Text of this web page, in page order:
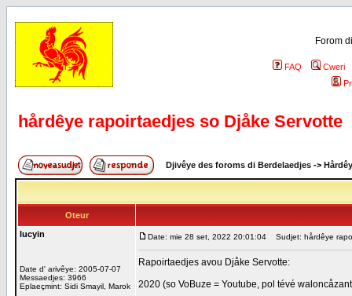
Forom
FAQ
Cweri
hårdêye rapoirtaedjes so Djåke Servotte
Djivêye des foroms di Berdelaedjes ->
Oteur
lucyin
Date d' arivêye: 2005-07-07
Messaedjes: 3966
Eplaeçmint: Sidi Smayil, Marok
Date: mie 28 set, 2022 20:01:04 Sudjet: hårdêye
Rapoirtaedjes avou Djåke Servotte:
2020 (so VoBuze = Youtube, pol tévé